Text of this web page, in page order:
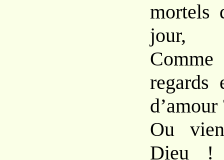
mortels
jour,
regards
d’amour
Ou
Dieu !